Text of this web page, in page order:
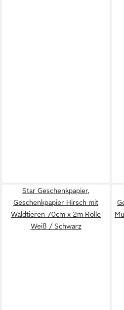
Star Geschenkpapier,
Geschenkpapier Hirsch mit
Waldtieren 70cm x 2m Rolle
Weiß / Schwarz